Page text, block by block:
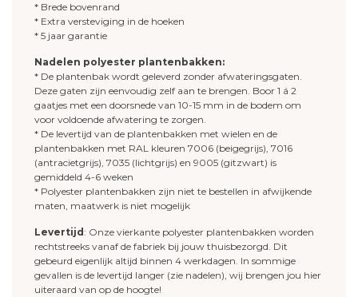
* Brede bovenrand
* Extra versteviging in de hoeken
* 5 jaar garantie
Nadelen polyester plantenbakken:
* De plantenbak wordt geleverd zonder afwateringsgaten.
Deze gaten zijn eenvoudig zelf aan te brengen. Boor 1 á 2
gaatjes met een doorsnede van 10-15 mm in de bodem om
voor voldoende afwatering te zorgen.
* De levertijd van de plantenbakken met wielen en de
plantenbakken met RAL kleuren 7006 (beigegrijs), 7016
(antracietgrijs), 7035 (lichtgrijs) en 9005 (gitzwart) is
gemiddeld 4-6 weken
* Polyester plantenbakken zijn niet te bestellen in afwijkende
maten, maatwerk is niet mogelijk
Levertijd : Onze vierkante polyester plantenbakken worden
rechtstreeks vanaf de fabriek bij jouw thuisbezorgd. Dit
gebeurd eigenlijk altijd binnen 4 werkdagen. In sommige
gevallen is de levertijd langer (zie nadelen), wij brengen jou hier
uiteraard van op de hoogte!